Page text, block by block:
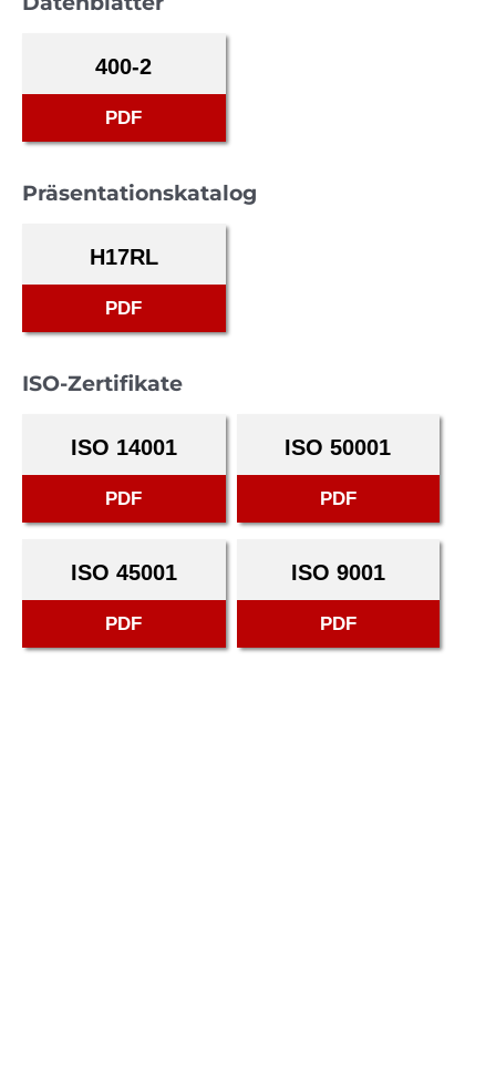
400-2
PDF
Präsentationskatalog
H17RL
PDF
ISO-Zertifikate
ISO 14001
PDF
ISO 50001
PDF
ISO 45001
PDF
ISO 9001
PDF